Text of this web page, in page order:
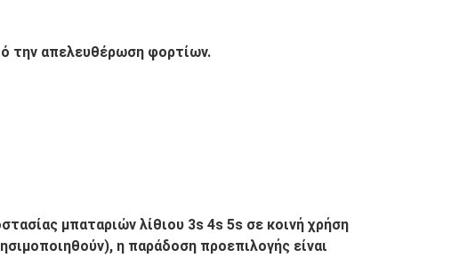
την απελευθέρωση φορτίων.
μπαταριών λίθιου 3s 4s 5s σε κοινή χρήση
η παράδοση προεπιλογής είναι